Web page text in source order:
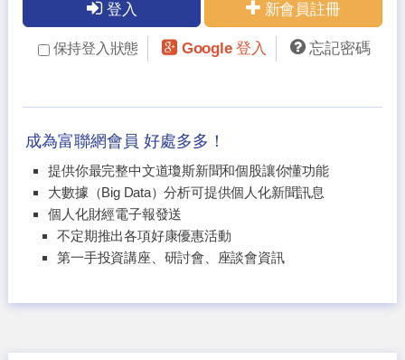
登入 新會員註冊
保持登入狀態 Google 登入 忘記密碼
成為富聯網會員 好處多多！
提供你最完整中文道瓊斯新聞和個股讓你懂功能
大數據（Big Data）分析可提供個人化新聞訊息
個人化財經電子報發送
不定期推出各項好康優惠活動
第一手投資講座、研討會、座談會資訊